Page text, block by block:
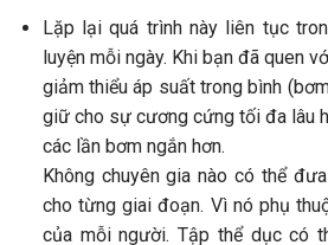
Lặp lại quá trình này liên tục
luyện mỗi ngày. Khi bạn đã quen
giảm thiểu áp suất trong bình
giữ cho sự cương cứng tối đa lâu
các lần bơm ngắn hơn.
Không chuyên gia nào có thể
cho từng giai đoạn. Vì nó phụ
của mỗi người. Tập thể dục có